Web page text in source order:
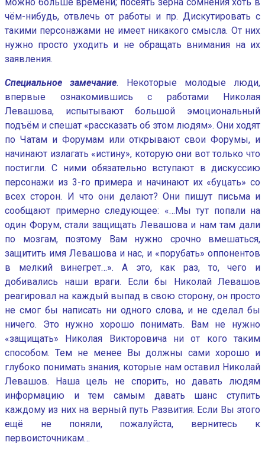
чём-нибудь, отвлечь от работы и пр. Дискутировать с
такими персонажами не имеет никакого смысла. От них
нужно просто уходить и не обращать внимания на их
заявления.
Специальное замечание. Некоторые молодые люди,
впервые ознакомившись с работами Николая
Левашова, испытывают большой эмоциональный
подъём и спешат «рассказать об этом людям». Они ходят
по Чатам и Форумам или открывают свои Форумы, и
начинают излагать «истину», которую они вот только что
постигли. С ними обязательно вступают в дискуссию
персонажи из 3-го примера и начинают их «буцать» со
всех сторон. И что они делают? Они пишут письма и
сообщают примерно следующее: «…Мы тут попали на
один Форум, стали защищать Левашова и нам там дали
по мозгам, поэтому Вам нужно срочно вмешаться,
защитить имя Левашова и нас, и «порубать» оппонентов
в мелкий винегрет…». А это, как раз, то, чего и
добивались наши враги. Если бы Николай Левашов
реагировал на каждый выпад в свою сторону, он просто
не смог бы написать ни одного слова, и не сделал бы
ничего. Это нужно хорошо понимать. Вам не нужно
«защищать» Николая Викторовича ни от кого таким
способом. Тем не менее Вы должны сами хорошо и
глубоко понимать знания, которые нам оставил Николай
Левашов. Наша цель не спорить, но давать людям
информацию и тем самым давать шанс ступить
каждому из них на верный путь Развития. Если Вы этого
ещё не поняли, пожалуйста, вернитесь к
первоисточникам…